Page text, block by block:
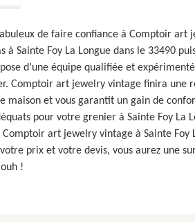
de faire confiance à Comptoir art
à Sainte Foy La Longue dans le 33490
d’une équipe qualifiée et
Comptoir art jewelry vintage finira une
maison et vous garantit un gain de
pour votre grenier à Sainte Foy La
Comptoir art jewelry vintage à Sainte Foy
prix et votre devis, vous aurez une
!